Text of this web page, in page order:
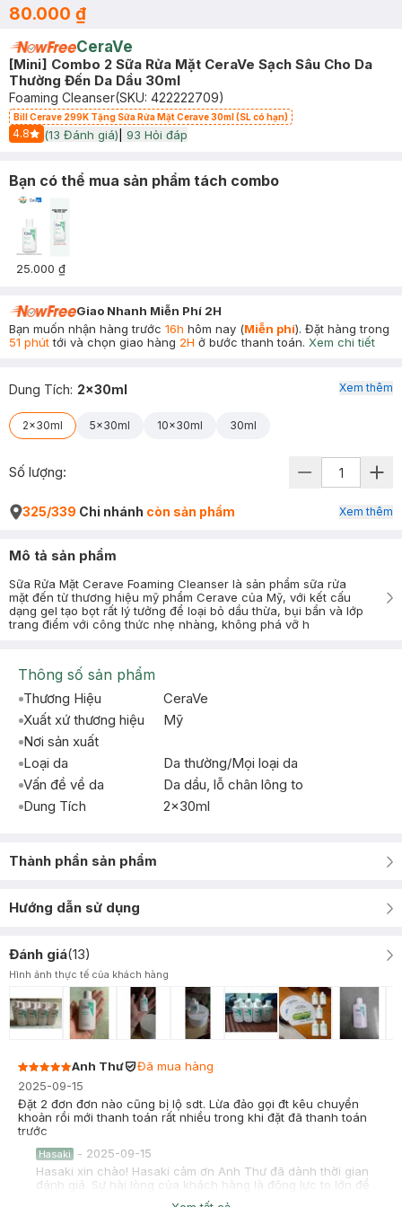
80.000 ₫
CeraVe
[Mini] Combo 2 Sữa Rửa Mặt CeraVe Sạch Sâu Cho Da
Thường Đến Da Dầu 30ml
Foaming Cleanser(SKU: 422222709)
Bill Cerave 299K Tặng Sữa Rửa Mặt Cerave 30ml (SL có hạn)
4.8
Start Icon
(13 Đánh giá) 93 Hỏi đáp
Bạn có thể mua sản phẩm tách combo
25.000 ₫
Giao Nhanh Miễn Phí 2H
Bạn muốn nhận hàng trước 16h hôm nay (Miễn phí). Đặt hàng trong
51 phúttới và chọn giao hàng 2H ở bước thanh toán. Xem chi tiết
Dung Tích: 2x30ml
2x30ml 5x30ml 10x30ml 30ml
Xem thêm
Số lượng:
325/339 Chi nhánh còn sản phẩm Xem thêm
Mô tả sản phẩm
Sữa Rửa Mặt Cerave Foaming Cleanser là sản phẩm sữa rửa
mặt đến từ thương hiệu mỹ phẩm Cerave của Mỹ, với kết cấu
dạng gel tạo bọt rất lý tưởng để loại bỏ dầu thừa, bụi bẩn và lớp
trang điểm với công thức nhẹ nhàng, không phá vỡ h
Thông số sản phẩm
Thương Hiệu
CeraVe
Xuất xứ thương hiệu
Mỹ
Nơi sản xuất
Loại da
Da thường/Mọi loại da
Vấn đề về da
Da dầu, lỗ chân lông to
Dung Tích
2x30ml
Thành phần sản phẩm
Hướng dẫn sử dụng
Đánh giá(13)
Hình ảnh thực tế của khách hàng
Anh Thư
Đã mua hàng
2025-09-15
Đặt 2 đơn đơn nào cũng bị lộ sdt. Lừa đảo gọi đt kêu chuyển
khoản rồi mới thanh toán rất nhiều trong khi đặt đã thanh toán
trước
Hasaki - 2025-09-15
Hasaki xin chào! Hasaki cảm ơn Anh Thư đã dành thời gian
đánh giá. Sự hài lòng của khách hàng là động lực to lớn để
Hasaki ngày càng phát triển hơn nữa về chất lượng dịch vụ.